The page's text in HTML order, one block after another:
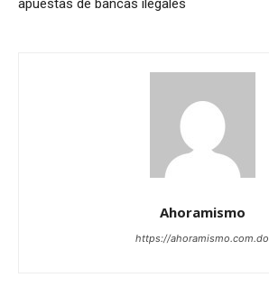
apuestas de bancas ilegales
Ahoramismo
https://ahoramismo.com.do